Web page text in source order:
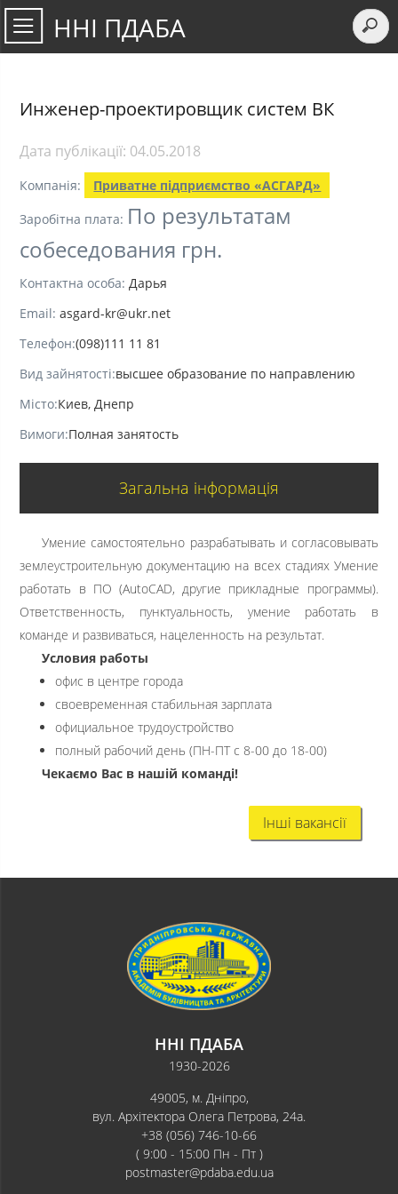
ННІ ПДАБА
Инженер-проектировщик систем ВК
Дата публікації: 04.05.2018
Компанія:
Приватне підприємство «АСГАРД»
Заробітна плата: По результатам
собеседования грн.
Контактна особа: Дарья
Email: asgard-kr@ukr.net
Телефон:(098)111 11 81
Вид зайнятості:высшее образование по направлению
Місто:Киев, Днепр
Вимоги:Полная занятость
Загальна інформація
Умение самостоятельно разрабатывать и согласовывать
землеустроительную документацию на всех стадиях Умение
работать в ПО (AutoCAD, другие прикладные программы).
Ответственность, пунктуальность, умение работать в
команде и развиваться, нацеленность на результат.
Условия работы
офис в центре города
своевременная стабильная зарплата
официальное трудоустройство
полный рабочий день (ПН-ПТ с 8-00 до 18-00)
Чекаємо Вас в нашій команді!
Інші вакансії
ННІ ПДАБА
1930-2026
49005, м. Дніпро,
вул. Архітектора Олега Петрова, 24а.
+38 (056) 746-10-66
( 9:00 - 15:00 Пн - Пт )
postmaster@pdaba.edu.ua